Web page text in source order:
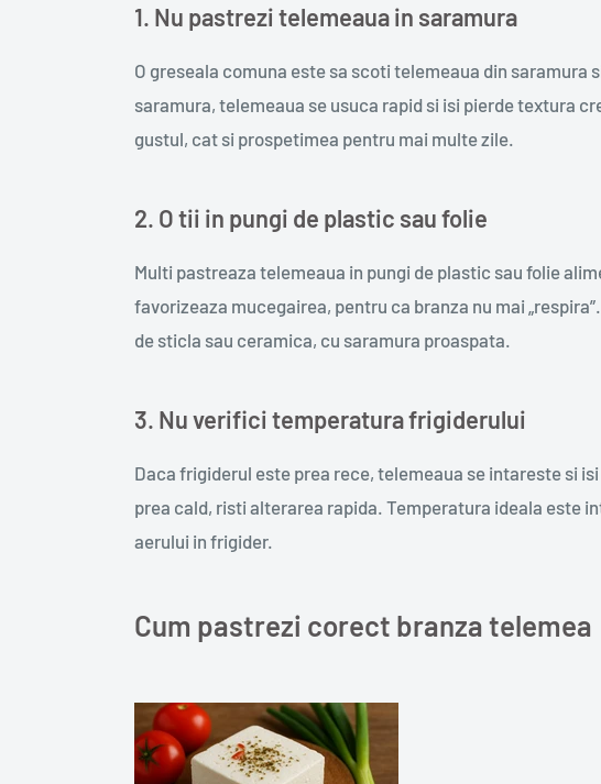
1. Nu pastrezi telemeaua in saramura
O greseala comuna este sa scoti telemeaua din saramura
saramura, telemeaua se usuca rapid si isi pierde textura
gustul, cat si prospetimea pentru mai multe zile.
2. O tii in pungi de plastic sau folie
Multi pastreaza telemeaua in pungi de plastic sau folie
favorizeaza mucegairea, pentru ca branza nu mai
de sticla sau ceramica, cu saramura proaspata.
3. Nu verifici temperatura frigiderului
Daca frigiderul este prea rece, telemeaua se intareste si
prea cald, risti alterarea rapida. Temperatura ideala este
aerului in frigider.
Cum pastrezi corect branza telemea